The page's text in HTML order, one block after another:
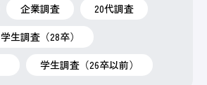
企業調査
20代調査
学生調査（28卒）
学生調査（26卒以前）